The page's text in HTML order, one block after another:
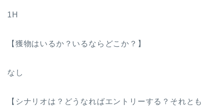
1H
【獲物はいるか？いるならどこか？】
なし
【シナリオは？どうなればエントリーする？それとも